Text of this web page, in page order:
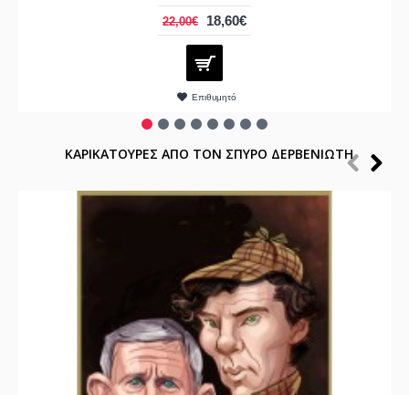
22,00€ 18,60€
Επιθυμητό
ΚΑΡΙΚΑΤΟΥΡΕΣ ΑΠΟ ΤΟΝ ΣΠΥΡΟ ΔΕΡΒΕΝΙΩΤΗ